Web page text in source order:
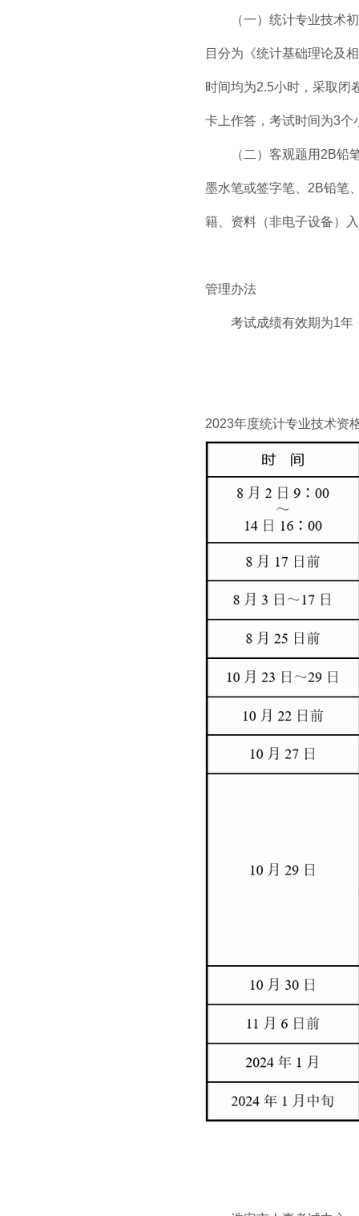
（一）统计专业技术初
目分为《统计基础理论及
时间均为2.5小时，采取闭
卡上作答，考试时间为3
（二）客观题用2B铅笔
墨水笔或签字笔、2B铅笔
籍、资料（非电子设备）
管理办法
考试成绩有效期为1年，
2023年度统计专业技术资